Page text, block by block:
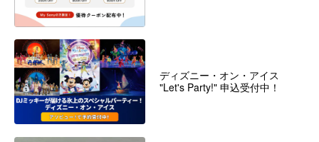
ディズニー・オン・アイス
"Let's Party!" 申込受付中！